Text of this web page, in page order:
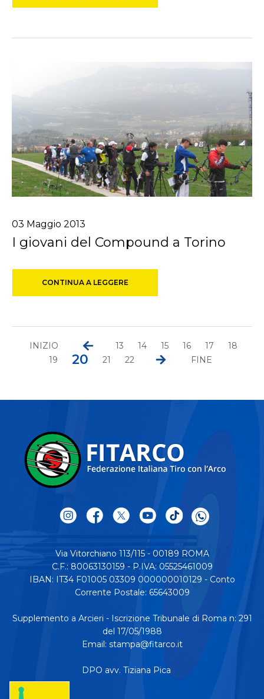
03 Maggio 2013
I giovani del Compound a Torino
CONTINUA A LEGGERE
INIZIO 13 14 15 16 17
18
19
20 21 22 FINE
Via Vitorchiano 113/115 - 00189 ROMA
C.F.: 80063130159 - P.IVA: 05525461009
IBAN: IT34 F01005 03309 000000010129 - Conto
Corrente Postale: 65643009
Supplemento a Arcieri - Iscrizione Tribunale di Roma n: 291
del 17/05/1988
Email: stampa@fitarco.it
DPO avv. Tiziana Pica